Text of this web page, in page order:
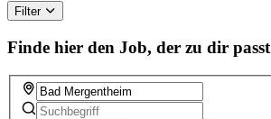
this
field
Filter
Finde hier den Job, der zu dir passt